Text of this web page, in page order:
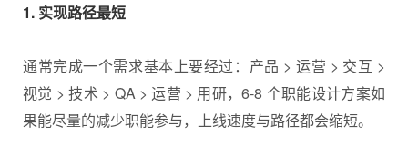
1. 实现路径最短
通常完成一个需求基本上要经过：产品 > 运营 > 交互 >
视觉 > 技术 > QA > 运营 > 用研，6-8 个职能设计方案如
果能尽量的减少职能参与，上线速度与路径都会缩短。